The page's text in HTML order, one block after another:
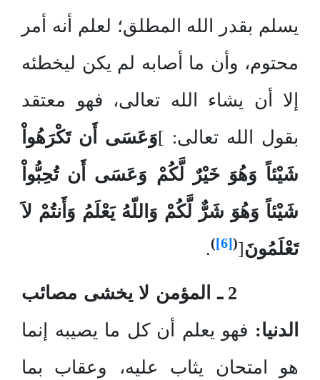
يسلم بقدر الله المطلق؛ لعلم أنه أمر
محتوم، وأن ما أصابه لم يكن ليخطئه
إلا أن يشاء الله تعالى، فهو معتقد
بقول الله تعالى: ]وَعَسَى أَن تَكْرَهُواْ
شَيْئاً وَهُوَ خَيْرٌ لَّكُمْ وَعَسَى أَن تُحِبُّواْ
شَيْئاً وَهُوَ شَرٌّ لَّكُمْ وَاللّهُ يَعْلَمُ وَأَنتُمْ لاَ
تَعْلَمُونَ[
(
[6]
)
.
2 ـ المؤمن لا يخشى مصائب
الدنيا: فهو يعلم أن كل ما يصيبه إنما
هو امتحان يثاب عليه، وعقاب بما